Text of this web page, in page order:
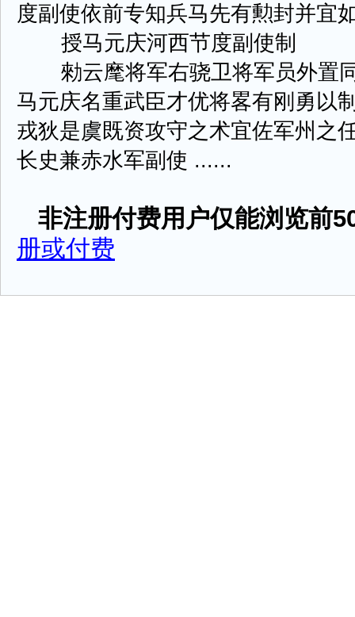
度副使依前专知兵马先有勲封并宜
授马元庆河西节度副使制
勑云麾将军右骁卫将军员外置
马元庆名重武臣才优将畧有刚勇以
戎狄是虞既资攻守之术宜佐军州之
长史兼赤水军副使 ......
非注册付费用户仅能浏览前
册或付费